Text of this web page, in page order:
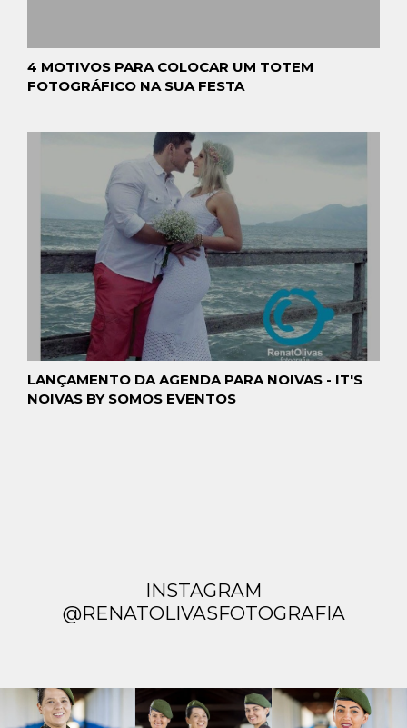
4 MOTIVOS PARA COLOCAR UM TOTEM
FOTOGRÁFICO NA SUA FESTA
LANÇAMENTO DA AGENDA PARA NOIVAS - IT'S
NOIVAS BY SOMOS EVENTOS
INSTAGRAM
@RENATOLIVASFOTOGRAFIA